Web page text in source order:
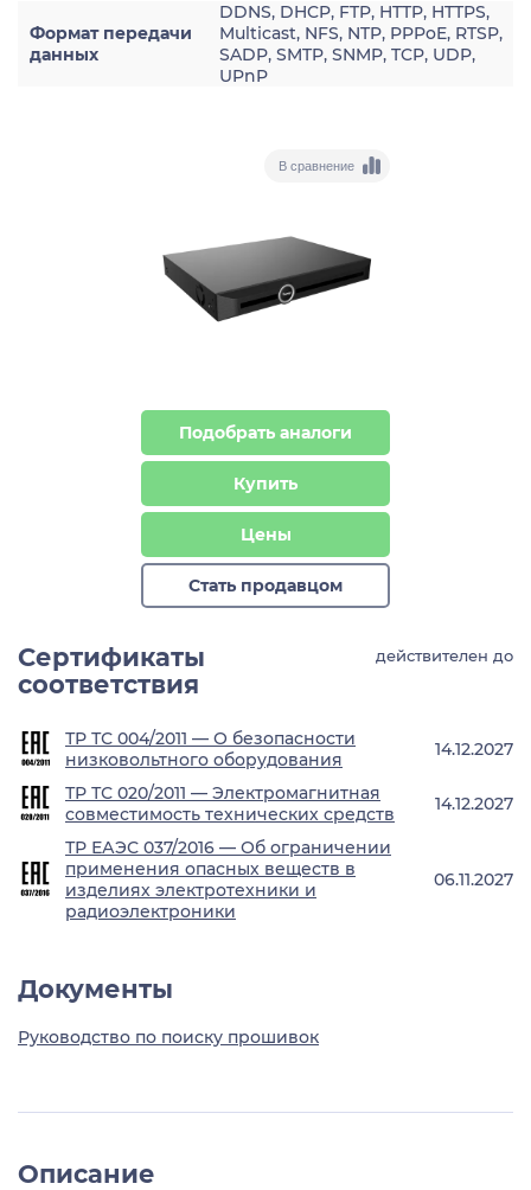
Формат передачи
данных
DDNS, DHCP, FTP, HTTP, HTTPS,
Multicast, NFS, NTP, PPPoE, RTSP,
SADP, SMTP, SNMP, TCP, UDP,
UPnP
В сравнение
Подобрать аналоги
Купить
Цены
Стать продавцом
Сертификаты
соответствия
действителен до
ТР ТС 004/2011 — О безопасности
низковольтного оборудования
14.12.2027
ТР ТС 020/2011 — Электромагнитная
совместимость технических средств
14.12.2027
ТР ЕАЭС 037/2016 — Об ограничении
применения опасных веществ в
изделиях электротехники и
радиоэлектроники
06.11.2027
Документы
Руководство по поиску прошивок
Описание